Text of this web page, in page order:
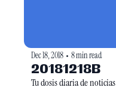
Dec 18, 2018 • 8 min read
20181218B
Tu dosis diaria de noticias